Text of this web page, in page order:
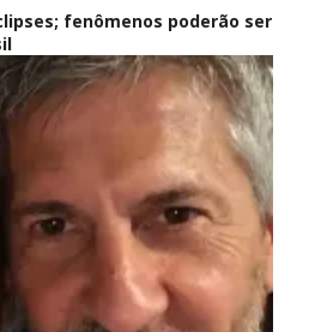
fenômenos poderão ser